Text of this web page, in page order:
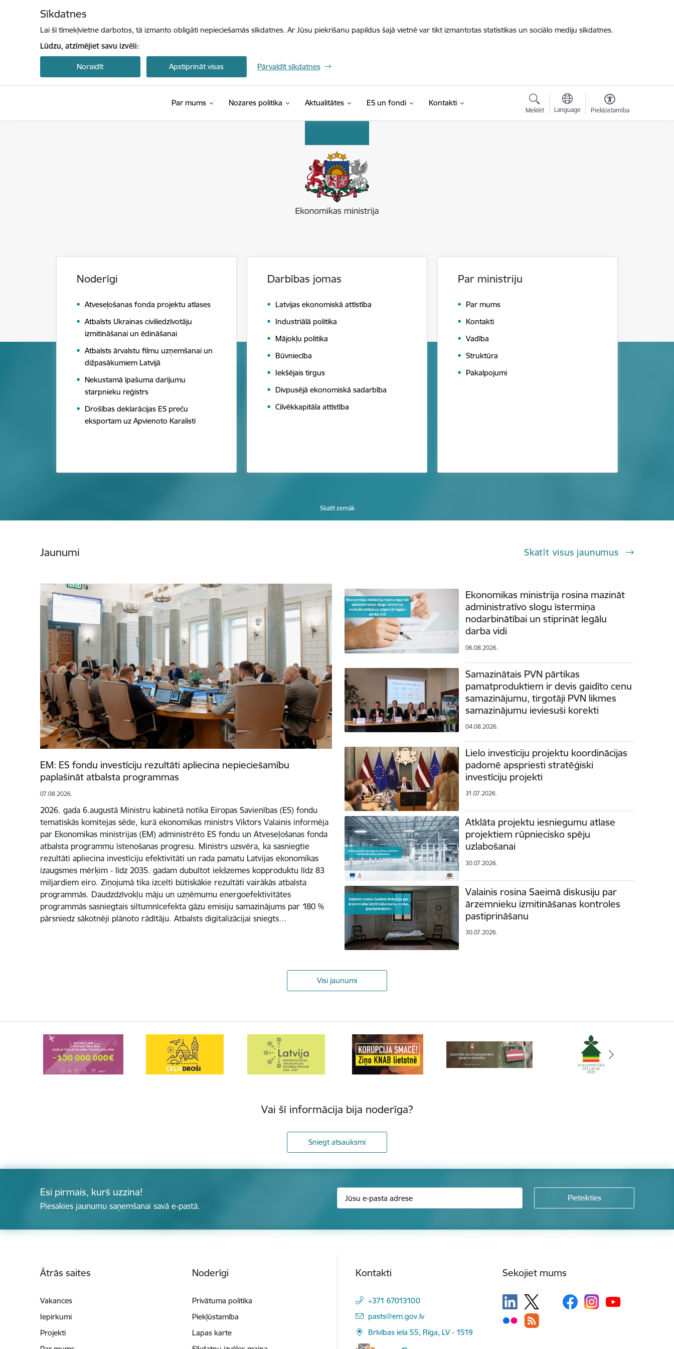
Sīkdatnes
Lai šī tīmekļvietne darbotos, tā izmanto obligāti nepieciešamās sīkdatnes. Ar Jūsu piekrišanu papildus šajā vietnē var tikt izmantotas statistikas un sociālo mediju sīkdatnes.
Lūdzu, atzīmējiet savu izvēli:
Noraidīt Apstiprināt visas Pārvaldīt sīkdatnes
Par mums Nozares politika Aktualitātes ES un fondi Kontakti
Meklēt Language Piekļūstamība
Noderīgi
Atveseļošanas fonda projektu atlases
Atbalsts Ukrainas civiliedzīvotāju
izmitināšanai un ēdināšanai
Atbalsts ārvalstu filmu uzņemšanai un
dižpasākumiem Latvijā
Nekustamā īpašuma darījumu
starpnieku reģistrs
Drošības deklarācijas ES preču
eksportam uz Apvienoto Karalisti
Darbības jomas
Latvijas ekonomiskā attīstība
Industriālā politika
Mājokļu politika
Būvniecība
Iekšējais tirgus
Divpusējā ekonomiskā sadarbība
Cilvēkkapitāla attīstība
Par ministriju
Par mums
Kontakti
Vadība
Struktūra
Pakalpojumi
Skatīt zemāk
Jaunumi Skatīt visus jaunumus
EM: ES fondu investīciju rezultāti apliecina nepieciešamību
paplašināt atbalsta programmas
07.08.2026.
2026. gada 6.augustā Ministru kabinetā notika Eiropas Savienības (ES) fondu
tematiskās komitejas sēde, kurā ekonomikas ministrs Viktors Valainis informēja
par Ekonomikas ministrijas (EM) administrēto ES fondu un Atveseļošanas fonda
atbalsta programmu īstenošanas progresu. Ministrs uzsvēra, ka sasniegtie
rezultāti apliecina investīciju efektivitāti un rada pamatu Latvijas ekonomikas
izaugsmes mērķim - līdz 2035. gadam dubultot iekšzemes kopproduktu līdz 83
miljardiem eiro. Ziņojumā tika izcelti būtiskākie rezultāti vairākās atbalsta
programmās. Daudzdzīvokļu māju un uzņēmumu energoefektivitātes
programmās sasniegtais siltumnīcefekta gāzu emisiju samazinājums par 180 %
pārsniedz sākotnēji plānoto rādītāju. Atbalsts digitalizācijai sniegts…
Ekonomikas ministrija rosina mazināt
administratīvo slogu īstermiņa
nodarbinātībai un stiprināt legālu
darba vidi
06.08.2026.
Samazinātais PVN pārtikas
pamatproduktiem ir devis gaidīto cenu
samazinājumu, tirgotāji PVN likmes
samazinājumu ieviesuši korekti
04.08.2026.
Lielo investīciju projektu koordinācijas
padomē apspriesti stratēģiski
investīciju projekti
31.07.2026.
Atklāta projektu iesniegumu atlase
projektiem rūpniecisko spēju
uzlabošanai
30.07.2026.
Valainis rosina Saeimā diskusiju par
ārzemnieku izmitināšanas kontroles
pastiprināšanu
30.07.2026.
Visi jaunumi
Vai šī informācija bija noderīga?
Sniegt atsauksmi
Esi pirmais, kurš uzzina!
Piesakies jaunumu saņemšanai savā e-pastā.
Ātrās saites
Vakances
Iepirkumi
Projekti
Noderīgi
Privātuma politika
Piekļūstamība
Lapas karte
Kontakti
+371 67013100
E-pasts:
pasts@em.gov.lv
Brīvības iela 55, Rīga, LV - 1519
Sekojiet mums